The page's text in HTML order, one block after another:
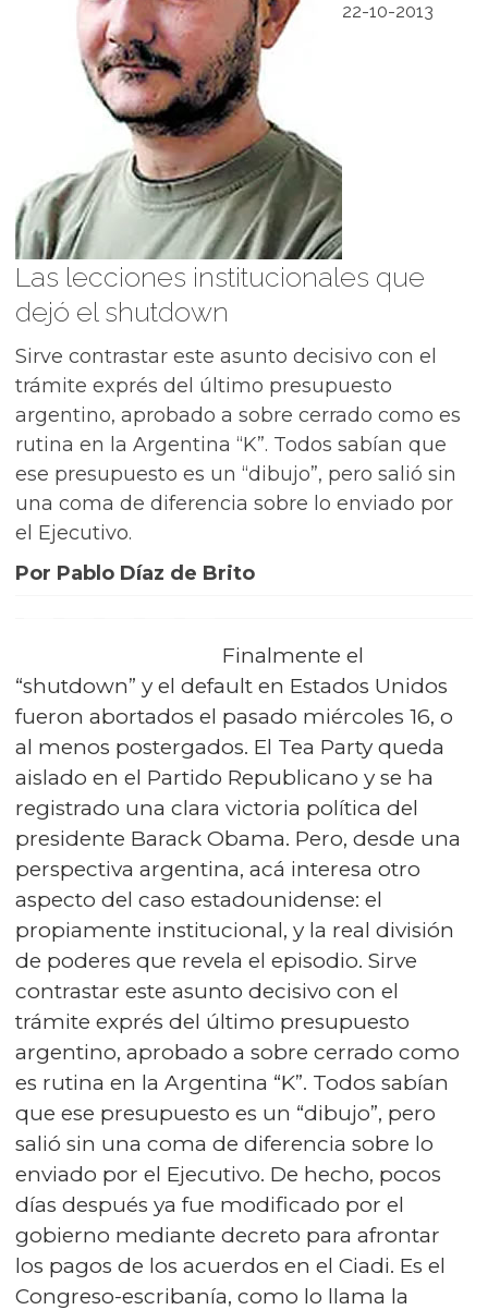
22-10-2013
Las lecciones institucionales que
dejó el shutdown
Sirve contrastar este asunto decisivo con el
trámite exprés del último presupuesto
argentino, aprobado a sobre cerrado como es
rutina en la Argentina “K”. Todos sabían que
ese presupuesto es un “dibujo”, pero salió sin
una coma de diferencia sobre lo enviado por
el Ejecutivo.
Por Pablo Díaz de Brito
Finalmente el
“shutdown” y el default en Estados Unidos
fueron abortados el pasado miércoles 16, o
al menos postergados. El Tea Party queda
aislado en el Partido Republicano y se ha
registrado una clara victoria política del
presidente Barack Obama. Pero, desde una
perspectiva argentina, acá interesa otro
aspecto del caso estadounidense: el
propiamente institucional, y la real división
de poderes que revela el episodio. Sirve
contrastar este asunto decisivo con el
trámite exprés del último presupuesto
argentino, aprobado a sobre cerrado como
es rutina en la Argentina “K”. Todos sabían
que ese presupuesto es un “dibujo”, pero
salió sin una coma de diferencia sobre lo
enviado por el Ejecutivo. De hecho, pocos
días después ya fue modificado por el
gobierno mediante decreto para afrontar
los pagos de los acuerdos en el Ciadi. Es el
Congreso-escribanía, como lo llama la